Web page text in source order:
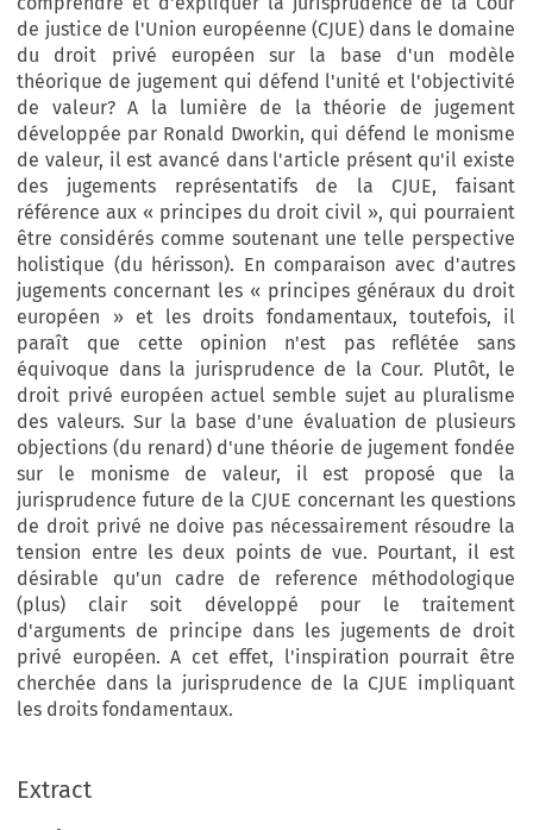
de justice de l'Union européenne (CJUE) dans le domaine
du droit privé européen sur la base d'un modèle
théorique de jugement qui défend l'unité et l'objectivité
de valeur? A la lumière de la théorie de jugement
développée par Ronald Dworkin, qui défend le monisme
de valeur, il est avancé dans l'article présent qu'il existe
des jugements représentatifs de la CJUE, faisant
référence aux « principes du droit civil », qui pourraient
être considérés comme soutenant une telle perspective
holistique (du hérisson). En comparaison avec d'autres
jugements concernant les « principes généraux du droit
européen » et les droits fondamentaux, toutefois, il
paraît que cette opinion n'est pas reflétée sans
équivoque dans la jurisprudence de la Cour. Plutôt, le
droit privé européen actuel semble sujet au pluralisme
des valeurs. Sur la base d'une évaluation de plusieurs
objections (du renard) d'une théorie de jugement fondée
sur le monisme de valeur, il est proposé que la
jurisprudence future de la CJUE concernant les questions
de droit privé ne doive pas nécessairement résoudre la
tension entre les deux points de vue. Pourtant, il est
désirable qu'un cadre de reference méthodologique
(plus) clair soit développé pour le traitement
d'arguments de principe dans les jugements de droit
privé européen. A cet effet, l'inspiration pourrait être
cherchée dans la jurisprudence de la CJUE impliquant
les droits fondamentaux.
Extract